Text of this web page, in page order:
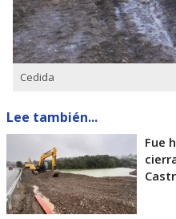
Cedida
Lee también...
Fue